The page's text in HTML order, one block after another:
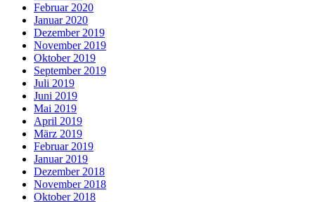
Februar 2020
Januar 2020
Dezember 2019
November 2019
Oktober 2019
September 2019
Juli 2019
Juni 2019
Mai 2019
April 2019
März 2019
Februar 2019
Januar 2019
Dezember 2018
November 2018
Oktober 2018